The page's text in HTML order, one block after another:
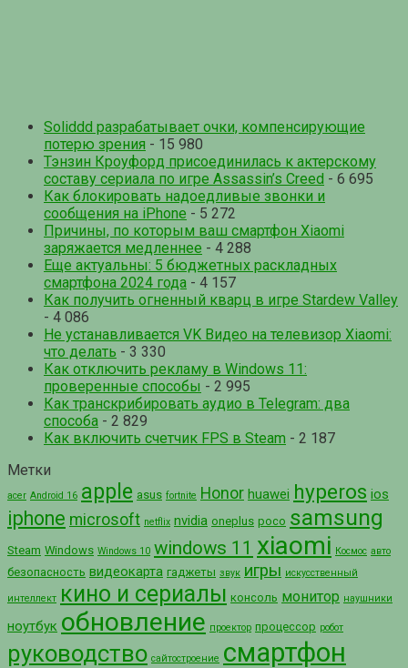
Soliddd разрабатывает очки, компенсирующие
потерю зрения - 15 980
Тэнзин Кроуфорд присоединилась к актерскому
составу сериала по игре Assassin’s Creed - 6 695
Как блокировать надоедливые звонки и
сообщения на iPhone - 5 272
Причины, по которым ваш смартфон Xiaomi
заряжается медленнее - 4 288
Еще актуальны: 5 бюджетных раскладных
смартфона 2024 года - 4 157
Как получить огненный кварц в игре Stardew Valley
- 4 086
Не устанавливается VK Видео на телевизор Xiaomi:
что делать - 3 330
Как отключить рекламу в Windows 11:
проверенные способы - 2 995
Как транскрибировать аудио в Telegram: два
способа - 2 829
Как включить счетчик FPS в Steam - 2 187
Метки
acer Android 16 apple asus fortnite Honor huawei hyperos ios
iphone microsoft netflix nvidia oneplus poco samsung
Steam Windows Windows 10 windows 11 xiaomi Космос авто
безопасность видеокарта гаджеты звук игры искусственный
интеллект кино и сериалы консоль монитор наушники
ноутбук обновление проектор процессор робот
руководство сайтостроение смартфон